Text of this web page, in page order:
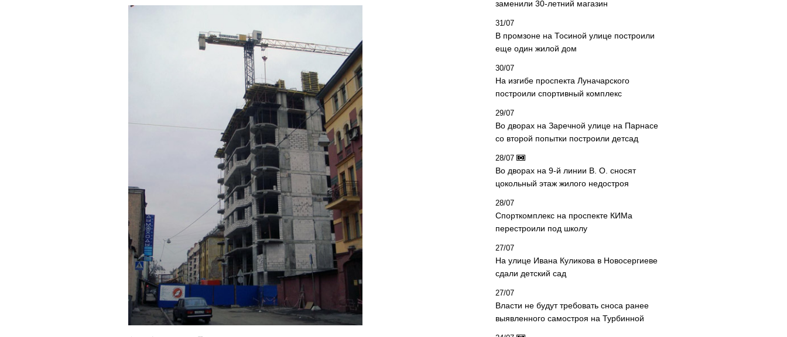
заменили 30-летний магазин
31/07
В промзоне на Тосиной улице построили
еще один жилой дом
30/07
На изгибе проспекта Луначарского
построили спортивный комплекс
29/07
Во дворах на Заречной улице на Парнасе
со второй попытки построили детсад
28/07
Во дворах на 9-й линии В. О. сносят
цокольный этаж жилого недостроя
28/07
Спорткомплекс на проспекте КИМа
перестроили под школу
27/07
На улице Ивана Куликова в Новосергиеве
сдали детский сад
27/07
Власти не будут требовать сноса ранее
выявленного самостроя на Турбинной